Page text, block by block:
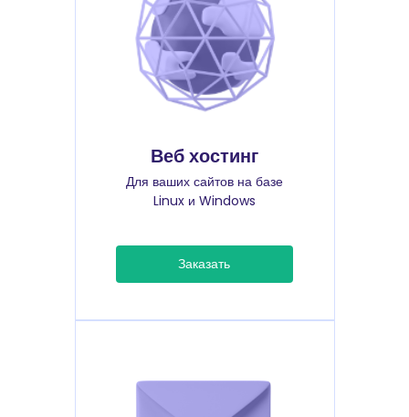
Веб хостинг
Для ваших сайтов на базе
Linux и Windows
Заказать